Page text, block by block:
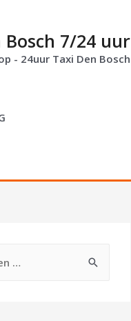
Bosch 7/24 uur
- 24uur Taxi Den Bosch